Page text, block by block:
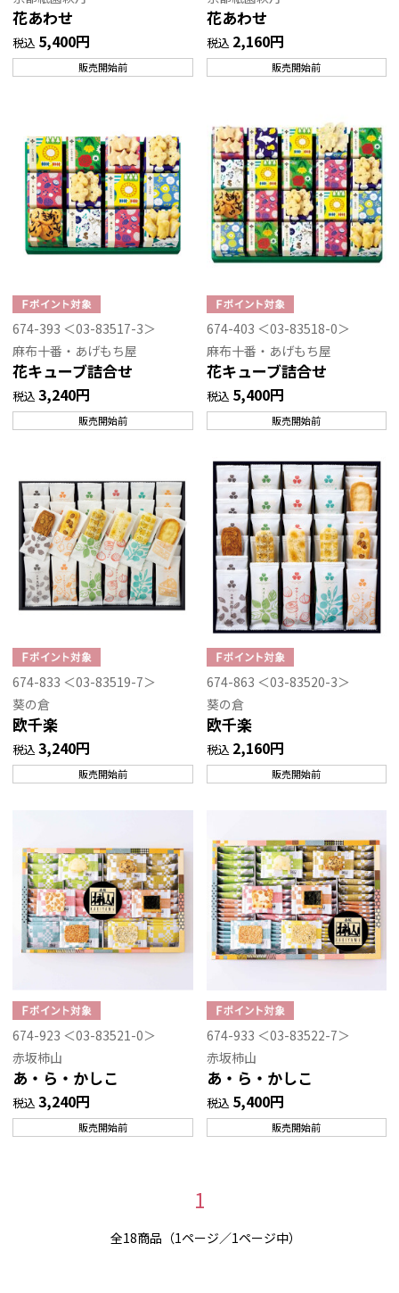
花あわせ
税込 5,400円
販売開始前
花あわせ
税込 2,160円
販売開始前
674-393 ＜03-83517-3＞
麻布十番・あげもち屋
花キューブ詰合せ
税込 3,240円
販売開始前
674-403 ＜03-83518-0＞
麻布十番・あげもち屋
花キューブ詰合せ
税込 5,400円
販売開始前
674-833 ＜03-83519-7＞
葵の倉
欧千楽
税込 3,240円
販売開始前
674-863 ＜03-83520-3＞
葵の倉
欧千楽
税込 2,160円
販売開始前
674-923 ＜03-83521-0＞
赤坂柿山
あ・ら・かしこ
税込 3,240円
販売開始前
674-933 ＜03-83522-7＞
赤坂柿山
あ・ら・かしこ
税込 5,400円
販売開始前
1
全18商品（1ページ／1ページ中）